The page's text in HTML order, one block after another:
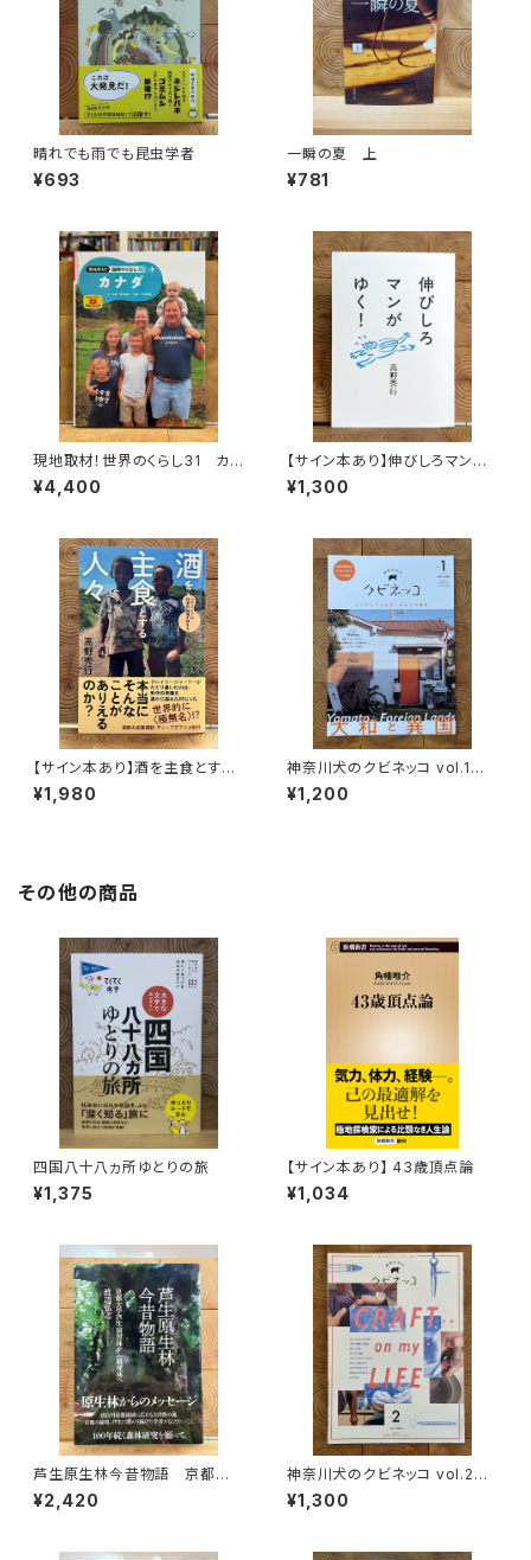
晴れでも雨でも昆虫学者
¥693
一瞬の夏 上
¥781
現地取材！世界のくらし31 カナ
ダ
¥4,400
【サイン本あり】伸びしろマンが
ゆく！
¥1,300
【サイン本あり】酒を主食とする
人々 エチオピアの科学的秘境
を旅する
¥1,980
神奈川犬のクビネッコ vol.1
特集：大和と異国
¥1,200
その他の商品
四国八十八ヵ所ゆとりの旅
¥1,375
【サイン本あり】 43歳頂点論
¥1,034
芦生原生林今昔物語 京都大
学芦生演習林から研究林へ
¥2,420
神奈川犬のクビネッコ vol.2
特集：CRAFT on my LIFE
¥1,300